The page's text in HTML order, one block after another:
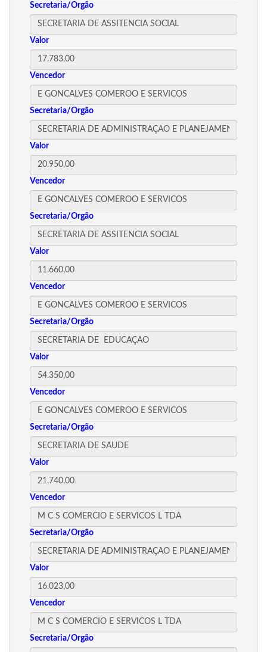
Secretaria/Orgão
Valor
Vencedor
Secretaria/Orgão
Valor
Vencedor
Secretaria/Orgão
Valor
Vencedor
Secretaria/Orgão
Valor
Vencedor
Secretaria/Orgão
Valor
Vencedor
Secretaria/Orgão
Valor
Vencedor
Secretaria/Orgão